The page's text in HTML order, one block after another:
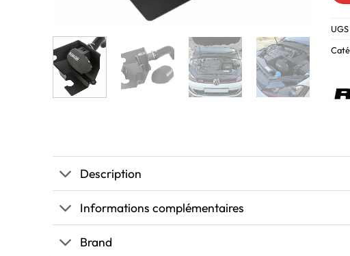
Description
Informations complémentaires
Brand